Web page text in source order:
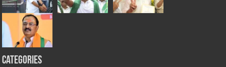
Categories